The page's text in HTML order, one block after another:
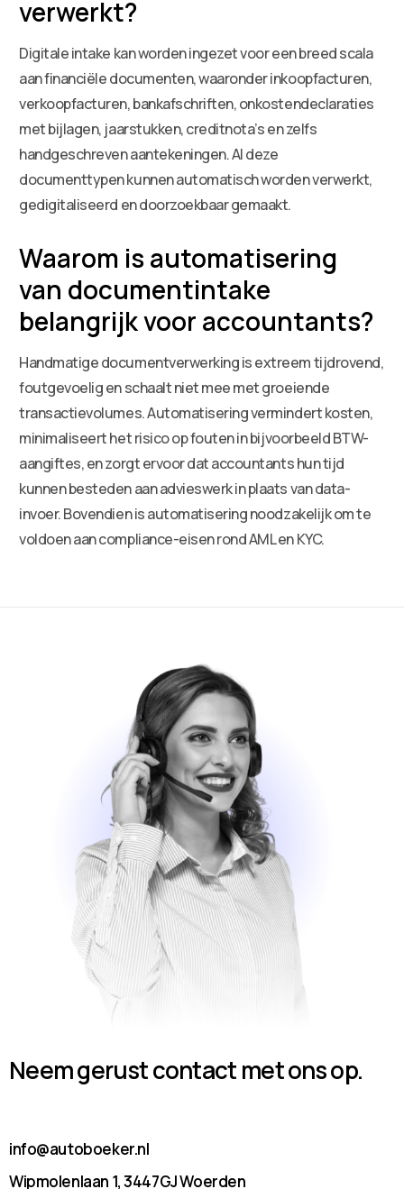
verwerkt?
Digitale intake kan worden ingezet voor een breed scala
aan financiële documenten, waaronder inkoopfacturen,
verkoopfacturen, bankafschriften, onkostendeclaraties
met bijlagen, jaarstukken, creditnota’s en zelfs
handgeschreven aantekeningen. Al deze
documenttypen kunnen automatisch worden verwerkt,
gedigitaliseerd en doorzoekbaar gemaakt.
Waarom is automatisering
van documentintake
belangrijk voor accountants?
Handmatige documentverwerking is extreem tijdrovend,
foutgevoelig en schaalt niet mee met groeiende
transactievolumes. Automatisering vermindert kosten,
minimaliseert het risico op fouten in bijvoorbeeld BTW-
aangiftes, en zorgt ervoor dat accountants hun tijd
kunnen besteden aan advieswerk in plaats van data-
invoer. Bovendien is automatisering noodzakelijk om te
voldoen aan compliance-eisen rond AML en KYC.
Neem gerust contact met ons op.
info@autoboeker.nl
Wipmolenlaan 1, 3447GJ Woerden